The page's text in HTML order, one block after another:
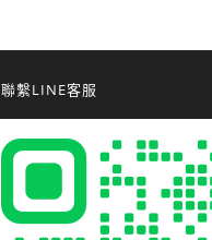
聯繫LINE客服